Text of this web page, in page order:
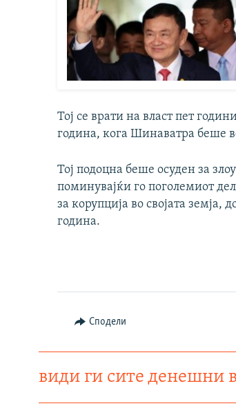
Тој се врати на власт пет
година, кога Шинаватра беше
Тој подоцна беше осуден за
поминувајќи го поголемиот
за корупција во својата
година.
Сподели
види ги сите денешни